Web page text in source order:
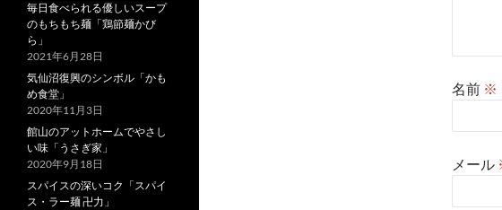
名前 ※
メール
毎日食べられる優しいスープ
のもちもち麺「鶏節麺かび
ら」
2021年6月28日
気仙沼復興のシンボル「かも
め食堂」
2020年11月3日
館山のアットホームでやさし
い味「うさぎ家」
2020年9月18日
スパイスの深いコク「スパイ
ス・ラー麺 卍力」